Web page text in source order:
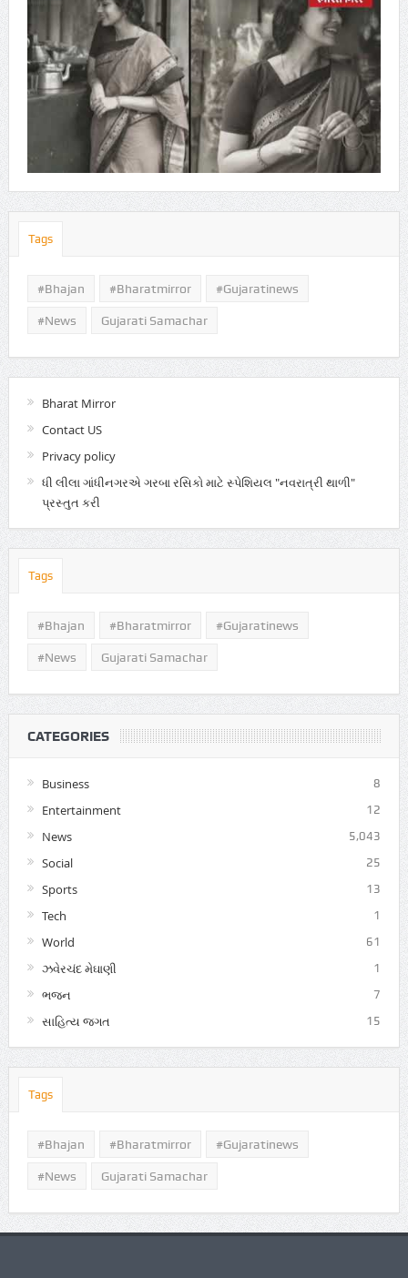
Tags
#Bhajan #bharatmirror #gujaratinews
#news Gujarati Samachar
Bharat Mirror
Contact US
Privacy policy
ધી લીલા ગાંધીનગરએ ગરબા રસિકો માટે સ્પેશિયલ "નવરાત્રી થાળી"
પ્રસ્તુત કરી
Tags
#Bhajan #bharatmirror #gujaratinews
#news Gujarati Samachar
CATEGORIES
Business 8
Entertainment 12
News 5,043
Social 25
Sports 13
Tech 1
World 61
ઝવેરચંદ મેઘાણી 1
ભજન 7
સાહિત્ય જગત 15
Tags
#Bhajan #bharatmirror #gujaratinews
#news Gujarati Samachar